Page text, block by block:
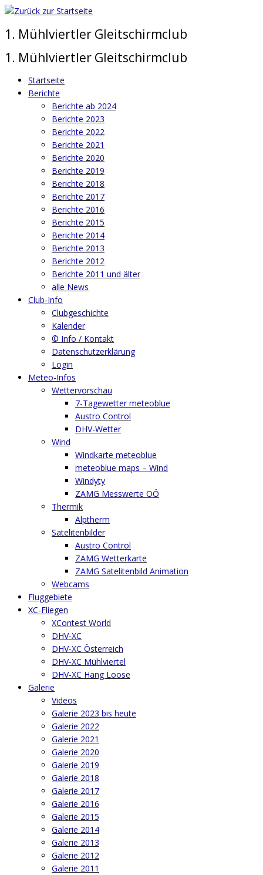
Zum
springen
1. Mühlviertler Gleitschirmclub
1. Mühlviertler Gleitschirmclub
Startseite
Berichte
Berichte ab 2024
Berichte 2023
Berichte 2022
Berichte 2021
Berichte 2020
Berichte 2019
Berichte 2018
Berichte 2017
Berichte 2016
Berichte 2015
Berichte 2014
Berichte 2013
Berichte 2012
Berichte 2011 und älter
alle News
Club-Info
Clubgeschichte
Kalender
© Info / Kontakt
Datenschutzerklärung
Login
Meteo-Infos
Wettervorschau
7-Tagewetter meteoblue
Austro Control
DHV-Wetter
Wind
Windkarte meteoblue
meteoblue maps – Wind
Windyty
ZAMG Messwerte OÖ
Thermik
Alptherm
Satelitenbilder
Austro Control
ZAMG Wetterkarte
ZAMG Satelitenbild Animation
Webcams
Fluggebiete
XC-Fliegen
XContest World
DHV-XC
DHV-XC Österreich
DHV-XC Mühlviertel
DHV-XC Hang Loose
Galerie
Videos
Galerie 2023 bis heute
Galerie 2022
Galerie 2021
Galerie 2020
Galerie 2019
Galerie 2018
Galerie 2017
Galerie 2016
Galerie 2015
Galerie 2014
Galerie 2013
Galerie 2012
Galerie 2011